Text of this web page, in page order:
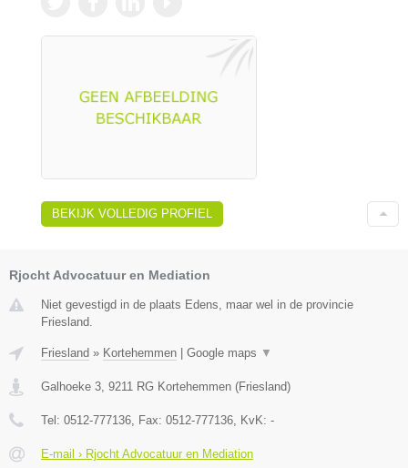
BEKIJK VOLLEDIG PROFIEL
Rjocht Advocatuur en Mediation
Niet gevestigd in de plaats Edens, maar wel in de provincie
Friesland.
Friesland » Kortehemmen Google maps ▼
Galhoeke 3, 9211 RG Kortehemmen (Friesland)
Tel: 0512-777136, Fax: 0512-777136, KvK: -
E-mail › Rjocht Advocatuur en Mediation